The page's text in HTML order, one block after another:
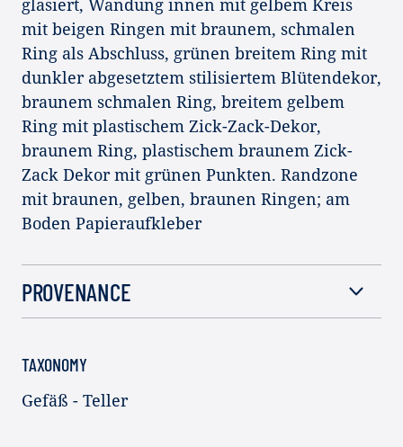
glasiert, Wandung innen mit gelbem Kreis
mit beigen Ringen mit braunem, schmalen
Ring als Abschluss, grünen breitem Ring mit
dunkler abgesetztem stilisiertem Blütendekor,
braunem schmalen Ring, breitem gelbem
Ring mit plastischem Zick-Zack-Dekor,
braunem Ring, plastischem braunem Zick-
Zack Dekor mit grünen Punkten. Randzone
mit braunen, gelben, braunen Ringen; am
Boden Papieraufkleber
PROVENANCE
TAXONOMY
Gefäß - Teller